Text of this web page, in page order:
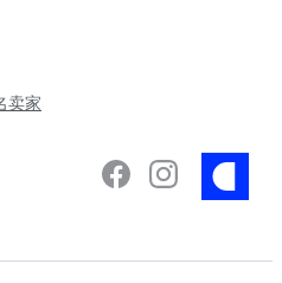
卖家